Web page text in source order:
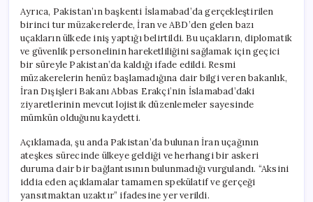
Ayrıca, Pakistan’ın başkenti İslamabad’da gerçekleştirilen
birinci tur müzakerelerde, İran ve ABD’den gelen bazı
uçakların ülkede iniş yaptığı belirtildi. Bu uçakların, diplomatik
ve güvenlik personelinin hareketliliğini sağlamak için geçici
bir süreyle Pakistan’da kaldığı ifade edildi. Resmi
müzakerelerin henüz başlamadığına dair bilgi veren bakanlık,
İran Dışişleri Bakanı Abbas Erakçi’nin İslamabad’daki
ziyaretlerinin mevcut lojistik düzenlemeler sayesinde
mümkün olduğunu kaydetti.
Açıklamada, şu anda Pakistan’da bulunan İran uçağının
ateşkes sürecinde ülkeye geldiği ve herhangi bir askeri
duruma dair bir bağlantısının bulunmadığı vurgulandı. “Aksini
iddia eden açıklamalar tamamen spekülatif ve gerçeği
yansıtmaktan uzaktır” ifadesine yer verildi.